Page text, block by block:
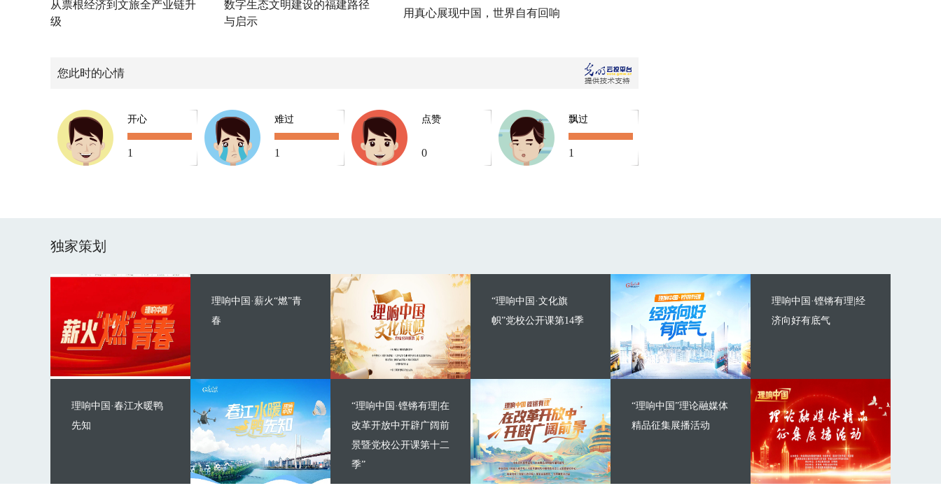
从票根经济到文旅全产业链升
级
数字生态文明建设的福建路径
与启示
用真心展现中国，世界自有回响
您此时的心情
开心
1
难过
1
点赞
0
飘过
1
独家策划
理响中国·薪火“燃”青
春
理响中国·春江水暖鸭
先知
“理响中国·文化旗
帜”党校公开课第14季
“理响中国·铿锵有理|在
改革开放中开辟广阔前
景暨党校公开课第十二
季”
理响中国·铿锵有理|经
济向好有底气
“理响中国”理论融媒体
精品征集展播活动